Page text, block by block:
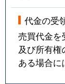
代金の受
売買代金を
及び所有
ある場合に